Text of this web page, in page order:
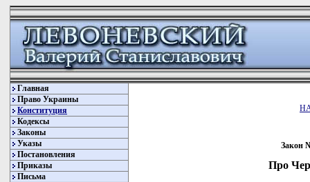
Главная
Право Украины
Конституция
Кодексы
Законы
Указы
Постановления
Приказы
Письма
Закон
Про